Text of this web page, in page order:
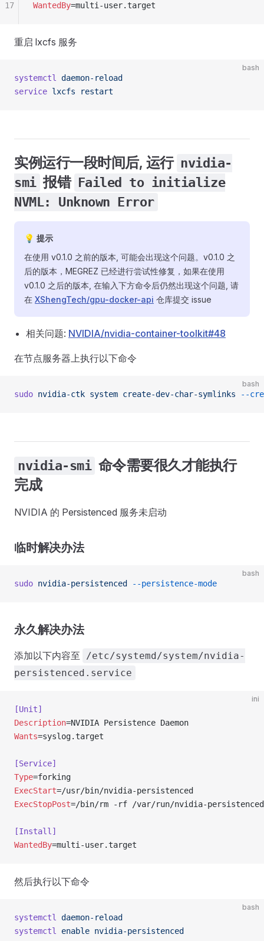
WantedBy=multi-user.target
17
重启 lxcfs 服务
bash
systemctl
daemon-reload
service lxcfs restart
实例运行一段时间后, 运行 nvidia-
smi 报错 Failed to initialize
NVML: Unknown Error
💡 提示
在使用 v0.1.0 之前的版本, 可能会出现这个问题。v0.1.0 之
后的版本，MEGREZ 已经进行尝试性修复，如果在使用
v0.1.0 之后的版本, 在输入下方命令后仍然出现这个问题, 请
在 XShengTech/gpu-docker-api 仓库提交 issue
相关问题: NVIDIA/nvidia-container-toolkit#48
在节点服务器上执行以下命令
bash
sudo nvidia-ctk system create-dev-char-symlinks --
nvidia-smi 命令需要很久才能执行
完成
NVIDIA 的 Persistenced 服务未启动
临时解决办法
bash
sudo nvidia-persistenced --persistence-mode
永久解决办法
添加以下内容至
/etc/systemd/system/nvidia-
persistenced.service
ini
[Unit]
Description=NVIDIA Persistence Daemon
Wants=syslog.target
[Service]
Type=forking
ExecStart=/usr/bin/nvidia-persistenced
ExecStopPost=/bin/rm -rf /var/run/nvidia-persistenced
[Install]
WantedBy=multi-user.target
然后执行以下命令
bash
systemctl
daemon-reload
systemctl
enable nvidia-persistenced